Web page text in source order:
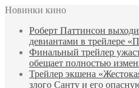
Новинки кино
Роберт Паттинсон
девиантами в трейлере
Финальный трейлер
обещает полностью
Трейлер экшена
злого Санту и его